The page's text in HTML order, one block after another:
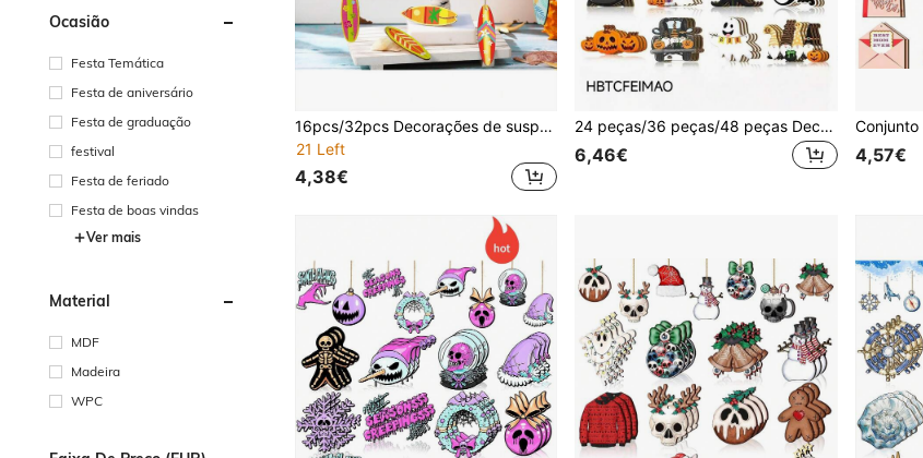
Ocasião
Festa Temática
Festa de aniversário
Festa de graduação
festival
Festa de feriado
Festa de boas vindas
Ver mais
Material
MDF
Madeira
WPC
16pcs/32pcs Decorações de suspensão de verão de madeira, pingentes de prancha de surfe de madeira, enfeites de madeira de praia havaiana com corda para suprimentos de festa de verão; Impresso com elementos temáticos de verão, fofos e animados, eles são coloridos e adequados para decoração em qualquer ocasião; podem ser usados para decorar sua casa, escritório, piscina ou outras atividades ao ar livre no verão, também um ótimo presente para a família, amigos e colegas! Decorações de aniversário Decorações de festa Cenário Decoração de casamento
21 Left
4,38€
24 peças/36 peças/48 peças Decorações para Festa de Halloween, Enfeites Pendurados em Madeira com Padrões "Trick Or Treat", "BOO" e Chapéu de Bruxa, Adequados para Uso Interior e Exterior
6,46€ 4,57€